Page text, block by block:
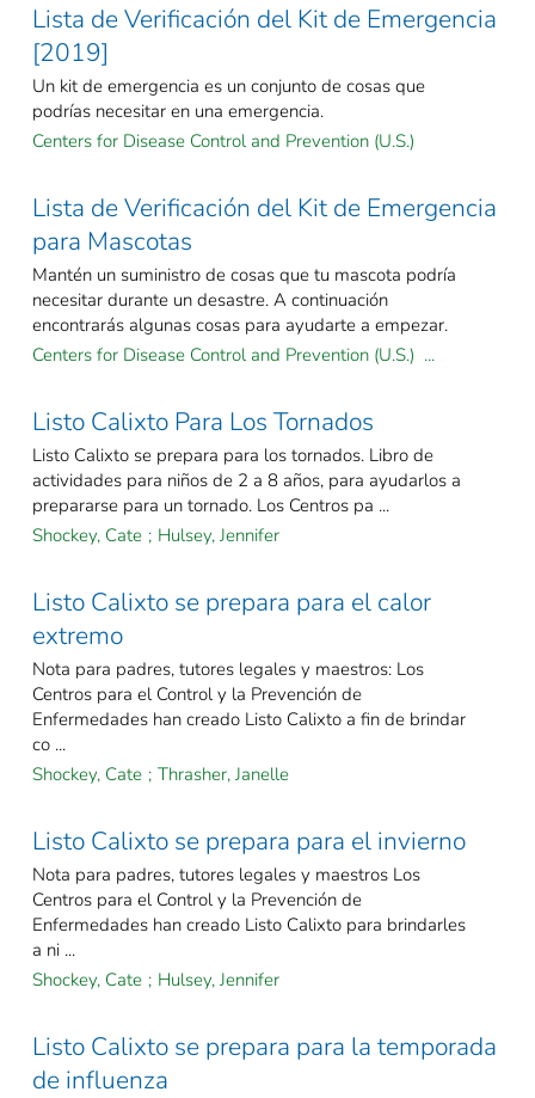
Lista de Verificación del Kit de Emergencia
[2019]
Un kit de emergencia es un conjunto de cosas que
podrías necesitar en una emergencia.
Centers for Disease Control and Prevention (U.S.)
Lista de Verificación del Kit de Emergencia
para Mascotas
Mantén un suministro de cosas que tu mascota podría
necesitar durante un desastre. A continuación
encontrarás algunas cosas para ayudarte a empezar.
Centers for Disease Control and Prevention (U.S.) ...
Listo Calixto Para Los Tornados
Listo Calixto se prepara para los tornados. Libro de
actividades para niños de 2 a 8 años, para ayudarlos a
prepararse para un tornado. Los Centros pa ...
Shockey, Cate ; Hulsey, Jennifer
Listo Calixto se prepara para el calor
extremo
Nota para padres, tutores legales y maestros: Los
Centros para el Control y la Prevención de
Enfermedades han creado Listo Calixto a fin de brindar
co ...
Shockey, Cate ; Thrasher, Janelle
Listo Calixto se prepara para el invierno
Nota para padres, tutores legales y maestros Los
Centros para el Control y la Prevención de
Enfermedades han creado Listo Calixto para brindarles
a ni ...
Shockey, Cate ; Hulsey, Jennifer
Listo Calixto se prepara para la temporada
de influenza